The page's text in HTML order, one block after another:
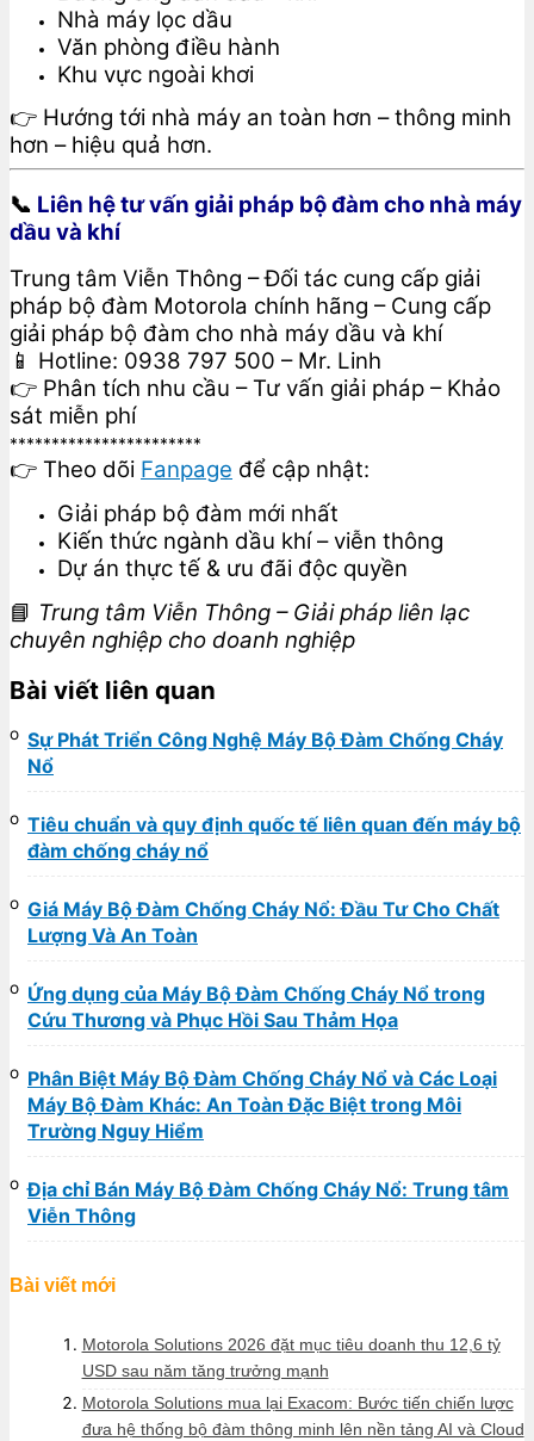
Nhà máy lọc dầu
Văn phòng điều hành
Khu vực ngoài khơi
👉 Hướng tới nhà máy an toàn hơn – thông minh
hơn – hiệu quả hơn.
📞 Liên hệ tư vấn giải pháp bộ đàm cho nhà máy
dầu và khí
Trung tâm Viễn Thông – Đối tác cung cấp giải
pháp bộ đàm Motorola chính hãng – Cung cấp
giải pháp bộ đàm cho nhà máy dầu và khí
📱 Hotline: 0938 797 500 – Mr. Linh
👉 Phân tích nhu cầu – Tư vấn giải pháp – Khảo
sát miễn phí
***********************
👉 Theo dõi Fanpage để cập nhật:
Giải pháp bộ đàm mới nhất
Kiến thức ngành dầu khí – viễn thông
Dự án thực tế & ưu đãi độc quyền
📘 Trung tâm Viễn Thông – Giải pháp liên lạc
chuyên nghiệp cho doanh nghiệp
Bài viết liên quan
Sự Phát Triển Công Nghệ Máy Bộ Đàm Chống Cháy
Nổ
Tiêu chuẩn và quy định quốc tế liên quan đến máy bộ
đàm chống cháy nổ
Giá Máy Bộ Đàm Chống Cháy Nổ: Đầu Tư Cho Chất
Lượng Và An Toàn
Ứng dụng của Máy Bộ Đàm Chống Cháy Nổ trong
Cứu Thương và Phục Hồi Sau Thảm Họa
Phân Biệt Máy Bộ Đàm Chống Cháy Nổ và Các Loại
Máy Bộ Đàm Khác: An Toàn Đặc Biệt trong Môi
Trường Nguy Hiểm
Địa chỉ Bán Máy Bộ Đàm Chống Cháy Nổ: Trung tâm
Viễn Thông
Bài viết mới
Motorola Solutions 2026 đặt mục tiêu doanh thu 12,6 tỷ
USD sau năm tăng trưởng mạnh
Motorola Solutions mua lại Exacom: Bước tiến chiến lược
đưa hệ thống bộ đàm thông minh lên nền tảng AI và Cloud